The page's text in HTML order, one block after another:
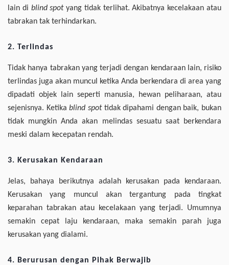
lain di blind spotyang tidak terlihat. Akibatnya kecelakaan atau
tabrakan tak terhindarkan.
2. Terlindas
Tidak hanya tabrakan yang terjadi dengan kendaraan lain, risiko
terlindas juga akan muncul ketika Anda berkendara di area yang
dipadati objek lain seperti manusia, hewan peliharaan, atau
sejenisnya. Ketikablind spottidak dipahami dengan baik, bukan
tidak mungkin Anda akan melindas sesuatu saat berkendara
meski dalam kecepatan rendah.
3. Kerusakan Kendaraan
Jelas, bahaya berikutnya adalah kerusakan pada kendaraan.
Kerusakan yang muncul akan tergantung pada tingkat
keparahan tabrakan atau kecelakaan yang terjadi. Umumnya
semakin cepat laju kendaraan, maka semakin parah juga
kerusakan yang dialami.
4. Berurusan dengan Pihak Berwajib